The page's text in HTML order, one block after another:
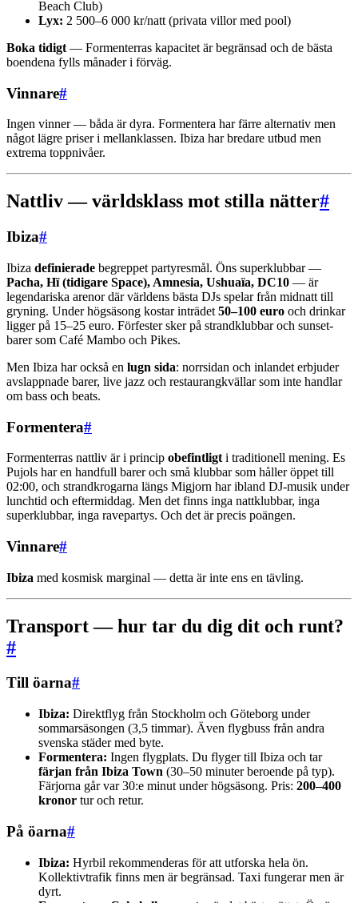
Beach Club)
Lyx: 2 500–6 000 kr/natt (privata villor med pool)
Boka tidigt — Formenterras kapacitet är begränsad och de bästa
boendena fylls månader i förväg.
Vinnare#
Ingen vinner — båda är dyra. Formentera har färre alternativ men
något lägre priser i mellanklassen. Ibiza har bredare utbud men
extrema toppnivåer.
Nattliv — världsklass mot stilla nätter#
Ibiza#
Ibiza definierade begreppet partyresmål. Öns superklubbar —
Pacha, Hï (tidigare Space), Amnesia, Ushuaïa, DC10 — är
legendariska arenor där världens bästa DJs spelar från midnatt till
gryning. Under högsäsong kostar inträdet 50–100 euro och drinkar
ligger på 15–25 euro. Förfester sker på strandklubbar och sunset-
barer som Café Mambo och Pikes.
Men Ibiza har också en lugn sida: norrsidan och inlandet erbjuder
avslappnade barer, live jazz och restaurangkvällar som inte handlar
om bass och beats.
Formentera#
Formenterras nattliv är i princip obefintligt i traditionell mening. Es
Pujols har en handfull barer och små klubbar som håller öppet till
02:00, och strandkrogarna längs Migjorn har ibland DJ-musik under
lunchtid och eftermiddag. Men det finns inga nattklubbar, inga
superklubbar, inga ravepartys. Och det är precis poängen.
Vinnare#
Ibiza med kosmisk marginal — detta är inte ens en tävling.
Transport — hur tar du dig dit och runt?
#
Till öarna#
Ibiza: Direktflyg från Stockholm och Göteborg under
sommarsäsongen (3,5 timmar). Även flygbuss från andra
svenska städer med byte.
Formentera: Ingen flygplats. Du flyger till Ibiza och tar
färjan från Ibiza Town (30–50 minuter beroende på typ).
Färjorna går var 30:e minut under högsäsong. Pris: 200–400
kronor tur och retur.
På öarna#
Ibiza: Hyrbil rekommenderas för att utforska hela ön.
Kollektivtrafik finns men är begränsad. Taxi fungerar men är
dyrt.